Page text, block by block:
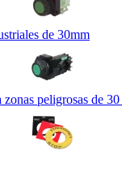
de 30mm
peligrosas de